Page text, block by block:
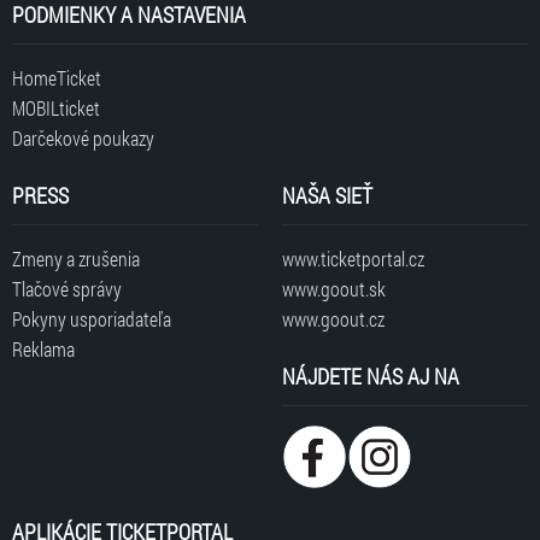
PODMIENKY A NASTAVENIA
HomeTicket
MOBILticket
Darčekové poukazy
PRESS
Zmeny a zrušenia
Tlačové správy
Pokyny usporiadateľa
Reklama
NAŠA SIEŤ
www.ticketportal.cz
www.goout.sk
www.goout.cz
NÁJDETE NÁS AJ NA
APLIKÁCIE TICKETPORTAL